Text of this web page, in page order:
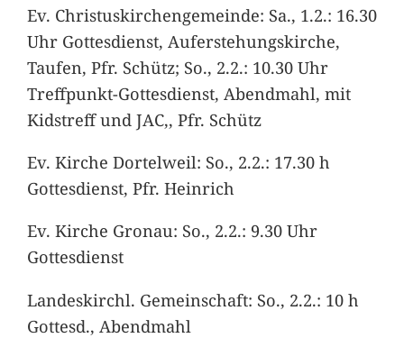
Ev. Christuskirchengemeinde: Sa., 1.2.: 16.30
Uhr Gottesdienst, Auferstehungskirche,
Taufen, Pfr. Schütz; So., 2.2.: 10.30 Uhr
Treffpunkt-Gottesdienst, Abendmahl, mit
Kidstreff und JAC,, Pfr. Schütz
Ev. Kirche Dortelweil: So., 2.2.: 17.30 h
Gottesdienst, Pfr. Heinrich
Ev. Kirche Gronau: So., 2.2.: 9.30 Uhr
Gottesdienst
Landeskirchl. Gemeinschaft: So., 2.2.: 10 h
Gottesd., Abendmahl